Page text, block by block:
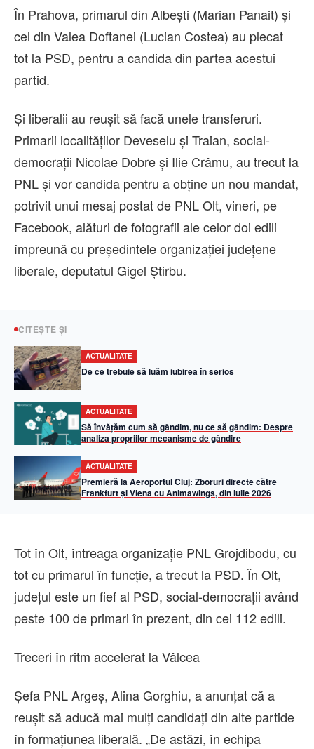
În Prahova, primarul din Albești (Marian Panait) și
cel din Valea Doftanei (Lucian Costea) au plecat
tot la PSD, pentru a candida din partea acestui
partid.
Și liberalii au reușit să facă unele transferuri.
Primarii localităților Deveselu şi Traian, social-
democraţii Nicolae Dobre şi Ilie Crâmu, au trecut la
PNL şi vor candida pentru a obţine un nou mandat,
potrivit unui mesaj postat de PNL Olt, vineri, pe
Facebook, alături de fotografii ale celor doi edili
împreună cu preşedintele organizaţiei judeţene
liberale, deputatul Gigel Ştirbu.
CITEȘTE ȘI
ACTUALITATE
De ce trebuie să luăm iubirea în serios
ACTUALITATE
Să învățăm cum să gândim, nu ce să gândim: Despre
analiza propriilor mecanisme de gândire
ACTUALITATE
Premieră la Aeroportul Cluj: Zboruri directe către
Frankfurt și Viena cu Animawings, din iulie 2026
Tot în Olt, întreaga organizație PNL Grojdibodu, cu
tot cu primarul în funcție, a trecut la PSD. În Olt,
județul este un fief al PSD, social-democrații având
peste 100 de primari în prezent, din cei 112 edili.
Treceri în ritm accelerat la Vâlcea
Șefa PNL Argeș, Alina Gorghiu, a anunțat că a
reușit să aducă mai mulți candidați din alte partide
în formațiunea liberală. „De astăzi, în echipa